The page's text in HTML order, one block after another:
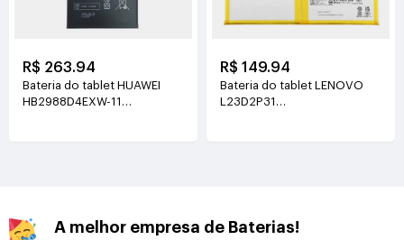
R$ 263.94
Bateria do tablet HUAWEI
HB2988D4EXW-11
R$ 149.94
Bateria do tablet LENOVO
L23D2P31
A melhor empresa de Baterias!